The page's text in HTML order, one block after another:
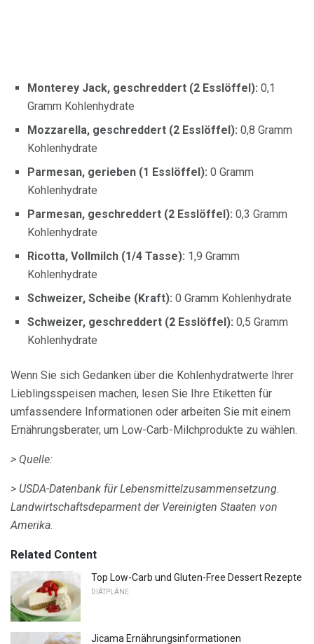
Monterey Jack, geschreddert (2 Esslöffel): 0,1
Gramm Kohlenhydrate
Mozzarella, geschreddert (2 Esslöffel): 0,8 Gramm
Kohlenhydrate
Parmesan, gerieben (1 Esslöffel): 0 Gramm
Kohlenhydrate
Parmesan, geschreddert (2 Esslöffel): 0,3 Gramm
Kohlenhydrate
Ricotta, Vollmilch (1/4 Tasse): 1,9 Gramm
Kohlenhydrate
Schweizer, Scheibe (Kraft): 0 Gramm Kohlenhydrate
Schweizer, geschreddert (2 Esslöffel): 0,5 Gramm
Kohlenhydrate
Wenn Sie sich Gedanken über die Kohlenhydratwerte Ihrer
Lieblingsspeisen machen, lesen Sie Ihre Etiketten für
umfassendere Informationen oder arbeiten Sie mit einem
Ernährungsberater, um Low-Carb-Milchprodukte zu wählen.
> Quelle:
> USDA-Datenbank für Lebensmittelzusammensetzung.
Landwirtschaftsdeparment der Vereinigten Staaten von
Amerika.
Related Content
Top Low-Carb und Gluten-Free Dessert Rezepte
DIÄTPLÄNE
Jicama Ernährungsinformationen